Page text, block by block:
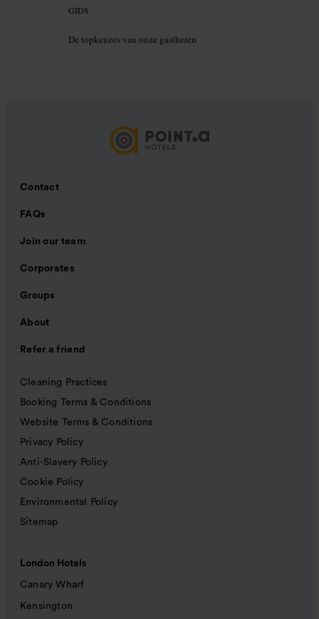
GIDS
De topkeuzes van onze gastheren
Contact
FAQs
Join our team
Corporates
Groups
About
Refer a friend
Cleaning Practices
Booking Terms & Conditions
Website Terms & Conditions
Privacy Policy
Anti-Slavery Policy
Cookie Policy
Environmental Policy
Sitemap
London Hotels
Canary Wharf
Kensington